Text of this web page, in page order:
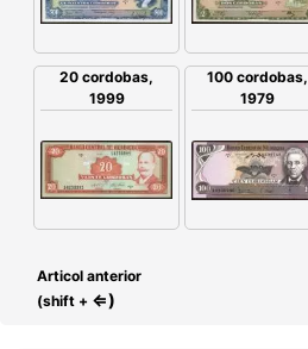
20 cordobas,
1999
100 cordobas,
1979
Articol anterior
(shift + ⇐)